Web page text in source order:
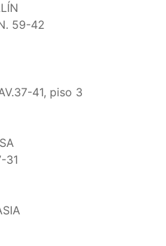
59-42
41, piso 3
31